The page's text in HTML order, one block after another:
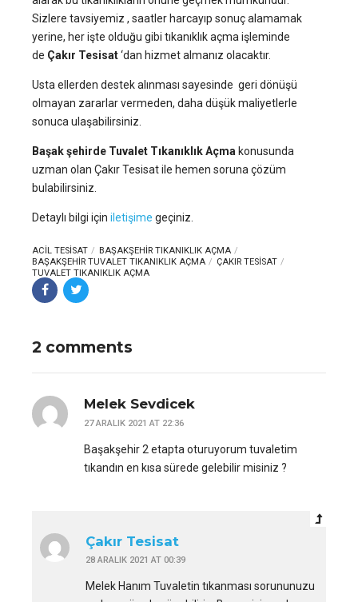
Sizlere tavsiyemiz , saatler harcayıp sonuç alamamak
yerine, her işte olduğu gibi tıkanıklık açma işleminde
de Çakır Tesisat‘dan hizmet almanız olacaktır.
Usta ellerden destek alınması sayesinde geri dönüşü
olmayan zararlar vermeden, daha düşük maliyetlerle
sonuca ulaşabilirsiniz.
Başak şehirde Tuvalet Tıkanıklık Açma konusunda
uzman olan Çakır Tesisat ile hemen soruna çözüm
bulabilirsiniz.
Detaylı bilgi için iletişime geçiniz.
ACIL TESISAT
BAŞAKŞEHIR TIKANIKLIK AÇMA
BAŞAKŞEHIR TUVALET TIKANIKLIK AÇMA
ÇAKIR TESISAT
TUVALET TIKANIKLIK AÇMA
2 comments
Melek Sevdicek
27 ARALIK 2021 AT 22:36
Başakşehir 2 etapta oturuyorum tuvaletim
tıkandın en kısa sürede gelebilir misiniz ?
Çakır Tesisat
28 ARALIK 2021 AT 00:39
Melek Hanım Tuvaletin tıkanması sorununuzu